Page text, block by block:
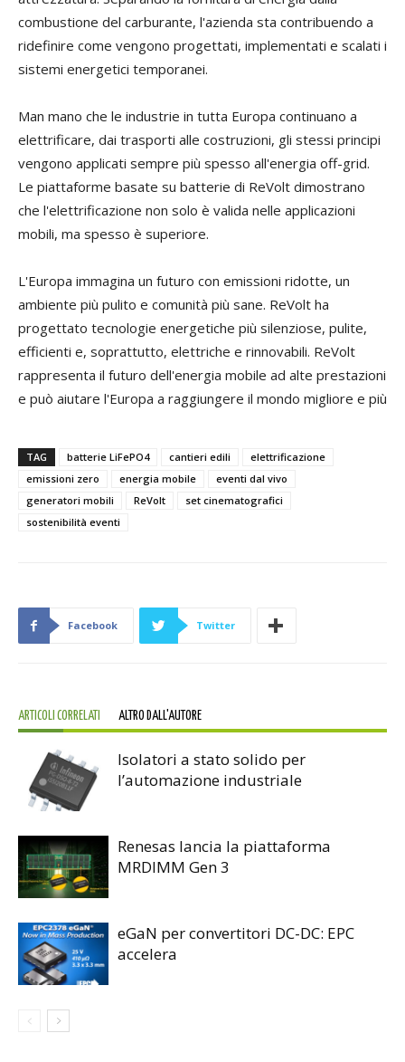
combustione del carburante, l'azienda sta contribuendo a
ridefinire come vengono progettati, implementati e scalati i
sistemi energetici temporanei.
Man mano che le industrie in tutta Europa continuano a
elettrificare, dai trasporti alle costruzioni, gli stessi principi
vengono applicati sempre più spesso all'energia off-grid.
Le piattaforme basate su batterie di ReVolt dimostrano
che l'elettrificazione non solo è valida nelle applicazioni
mobili, ma spesso è superiore.
L'Europa immagina un futuro con emissioni ridotte, un
ambiente più pulito e comunità più sane. ReVolt ha
progettato tecnologie energetiche più silenziose, pulite,
efficienti e, soprattutto, elettriche e rinnovabili. ReVolt
rappresenta il futuro dell'energia mobile ad alte prestazioni
e può aiutare l'Europa a raggiungere il mondo migliore e più
TAG batterie LiFePO4 cantieri edili
elettrificazione
emissioni zero
energia mobile
eventi dal vivo
generatori mobili
ReVolt
set cinematografici
sostenibilità eventi
Facebook Twitter
ARTICOLI CORRELATI ALTRO DALL'AUTORE
Isolatori a stato solido per
l’automazione industriale
Renesas lancia la piattaforma
MRDIMM Gen 3
eGaN per convertitori DC-DC: EPC
accelera